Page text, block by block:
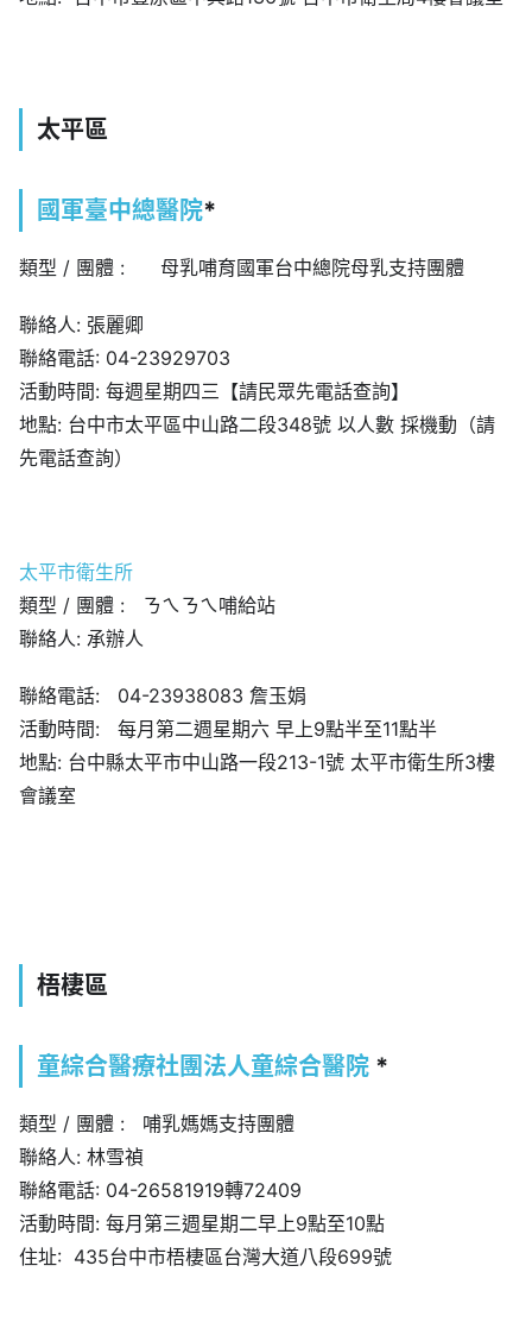
太平區
國軍臺中總醫院*
類型 / 團體 : 母乳哺育國軍台中總院母乳支持團體
聯絡人: 張麗卿
聯絡電話: 04-23929703
活動時間: 每週星期四三【請民眾先電話查詢】
地點: 台中市太平區中山路二段348號 以人數 採機動（請
先電話查詢）
太平市衛生所
類型 / 團體 : ㄋㄟㄋㄟ哺給站
聯絡人: 承辦人
聯絡電話: 04-23938083 詹玉娟
活動時間: 每月第二週星期六 早上9點半至11點半
地點: 台中縣太平市中山路一段213-1號 太平市衛生所3樓
會議室
梧棲區
童綜合醫療社團法人童綜合醫院 *
類型 / 團體 : 哺乳媽媽支持團體
聯絡人: 林雪禎
聯絡電話: 04-26581919轉72409
活動時間: 每月第三週星期二早上9點至10點
住址: 435台中市梧棲區台灣大道八段699號